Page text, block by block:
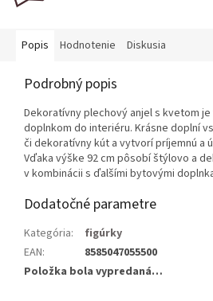
Popis Hodnotenie Diskusia
Podrobný popis
Dekoratívny plechový anjel s kvetom
doplnkom do interiéru. Krásne doplní
či dekoratívny kút a vytvorí príjemnú a
Vďaka výške 92 cm pôsobí štýlovo a
v kombinácii s ďalšími bytovými
Dodatočné parametre
Kategória:
figúrky
EAN:
8585047055500
Položka bola vypredaná…